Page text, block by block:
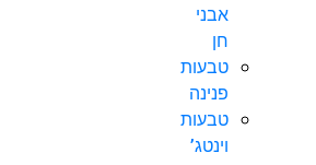
אבני
חן
טבעות
פנינה
טבעות
וינטג’